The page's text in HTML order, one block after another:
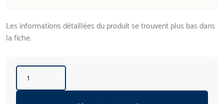
Les informations détaillées du produit se trouvent plus bas dans
la fiche.